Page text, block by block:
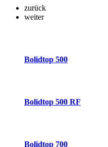
zurück
weiter
Bolidtop 500
Bolidtop 500 RF
Bolidtop 700